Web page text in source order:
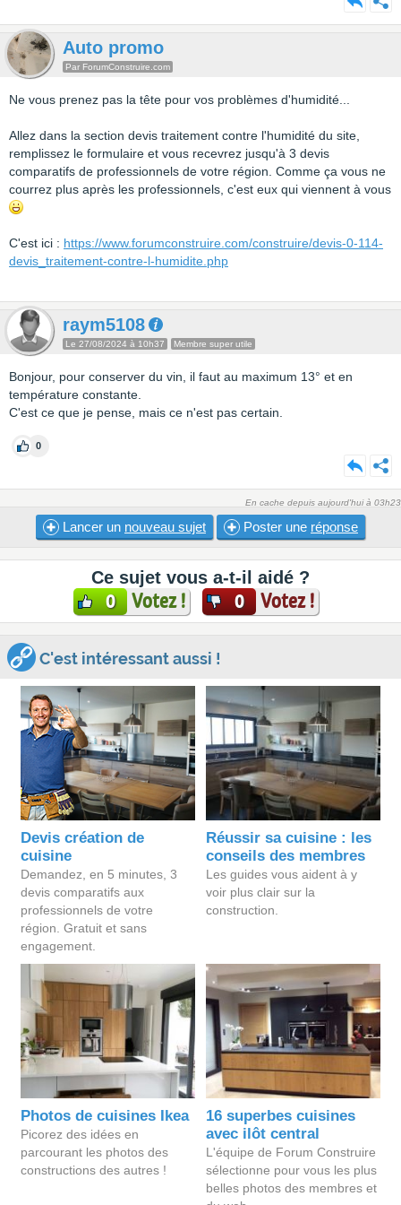
Auto promo
Par ForumConstruire.com
Ne vous prenez pas la tête pour vos problèmes d'humidité...
Allez dans la section devis traitement contre l'humidité du site,
remplissez le formulaire et vous recevrez jusqu'à 3 devis
comparatifs de professionnels de votre région. Comme ça vous ne
courrez plus après les professionnels, c'est eux qui viennent à vous
C'est ici : https://www.forumconstruire.com/construire/devis-0-114-
devis_traitement-contre-l-humidite.php
raym5108
Le 27/08/2024 à 10h37 Membre super utile
Bonjour, pour conserver du vin, il faut au maximum 13° et en
température constante.
C'est ce que je pense, mais ce n'est pas certain.
0
En cache depuis aujourd'hui à 03h23
Lancer un nouveau sujet Poster une réponse
Ce sujet vous a-t-il aidé ?
0 Votez ! 0 Votez !
C'est intéressant aussi !
Devis création de
cuisine
Demandez, en 5 minutes, 3
devis comparatifs aux
professionnels de votre
région. Gratuit et sans
engagement.
Réussir sa cuisine : les
conseils des membres
Les guides vous aident à y
voir plus clair sur la
construction.
Photos de cuisines Ikea
Picorez des idées en
parcourant les photos des
constructions des autres !
16 superbes cuisines
avec ilôt central
L'équipe de Forum Construire
sélectionne pour vous les plus
belles photos des membres et